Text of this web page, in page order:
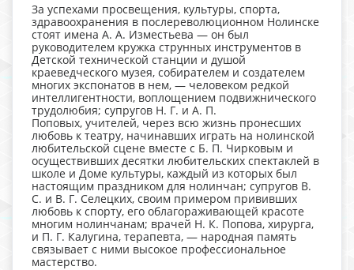
За успехами просвещения, культуры, спорта,
здравоохранения в послереволюционном Нолинске
стоят имена А. А. Изместьева — он был
руководителем кружка струнных инструментов в
Детской технической станции и душой
краеведческого музея, собирателем и создателем
многих экспонатов в нем, — человеком редкой
интеллигентности, воплощением подвижнического
трудолюбия; супругов Н. Г. и А. П.
Поповых, учителей, через всю жизнь пронесших
любовь к театру, начинавших играть на нолинской
любительской сцене вместе с Б. П. Чирковым и
осуществивших десятки любительских спектаклей в
школе и Доме культуры, каждый из которых был
настоящим праздником для нолинчан; супругов В.
С. и В. Г. Селецких, своим примером прививших
любовь к спорту, его облагораживающей красоте
многим нолинчанам; врачей Н. К. Попова, хирурга,
и П. Г. Калугина, терапевта, — народная память
связывает с ними высокое профессиональное
мастерство.